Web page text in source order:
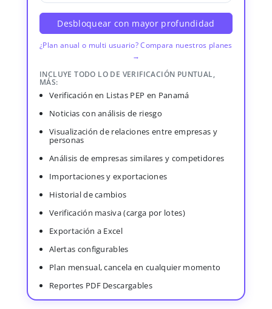
Desbloquear con mayor profundidad
¿Plan anual o multi usuario? Compara nuestros planes
→
INCLUYE TODO LO DE VERIFICACIÓN PUNTUAL,
MÁS:
Verificación en Listas PEP en Panamá
Noticias con análisis de riesgo
Visualización de relaciones entre empresas y
personas
Análisis de empresas similares y competidores
Importaciones y exportaciones
Historial de cambios
Verificación masiva (carga por lotes)
Exportación a Excel
Alertas configurables
Plan mensual, cancela en cualquier momento
Reportes PDF Descargables